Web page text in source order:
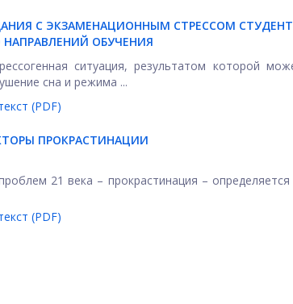
С ЭКЗАМЕНАЦИОННЫМ СТРЕССОМ
ОБУЧЕНИЯ
ситуация, результатом которой
сна и режима ...
(PDF)
ПРОКРАСТИНАЦИИ
21 века – прокрастинация –
(PDF)